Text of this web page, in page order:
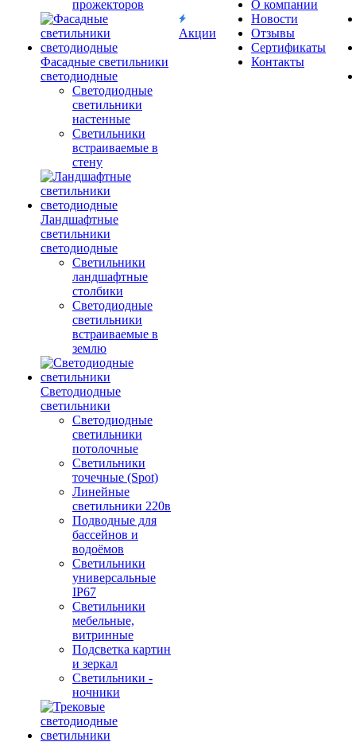
прожекторов
Фасадные светильники
светодиодные
Светодиодные
светильники
настенные
Светильники
встраиваемые в
стену
Ландшафтные
светильники
светодиодные
Светильники
ландшафтные
столбики
Светодиодные
светильники
встраиваемые в
землю
Светодиодные
светильники
Светодиодные
светильники
потолочные
Светильники
точечные (Spot)
Линейные
светильники 220в
Подводные для
бассейнов и
водоёмов
Светильники
универсальные
IP67
Светильники
мебельные,
витринные
Подсветка картин
и зеркал
Светильники -
ночники
Акции
О компании
Новости
Отзывы
Сертификаты
Контакты